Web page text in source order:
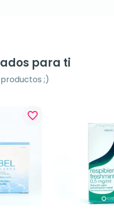
para ti
;)
favorite_border